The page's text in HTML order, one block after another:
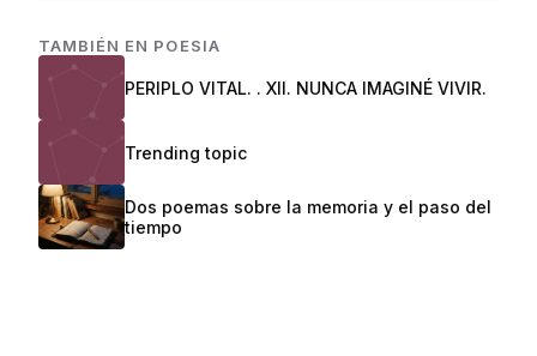
TAMBIÉN EN POESIA
PERIPLO VITAL. . XII. NUNCA IMAGINÉ VIVIR.
Trending topic
Dos poemas sobre la memoria y el paso del
tiempo